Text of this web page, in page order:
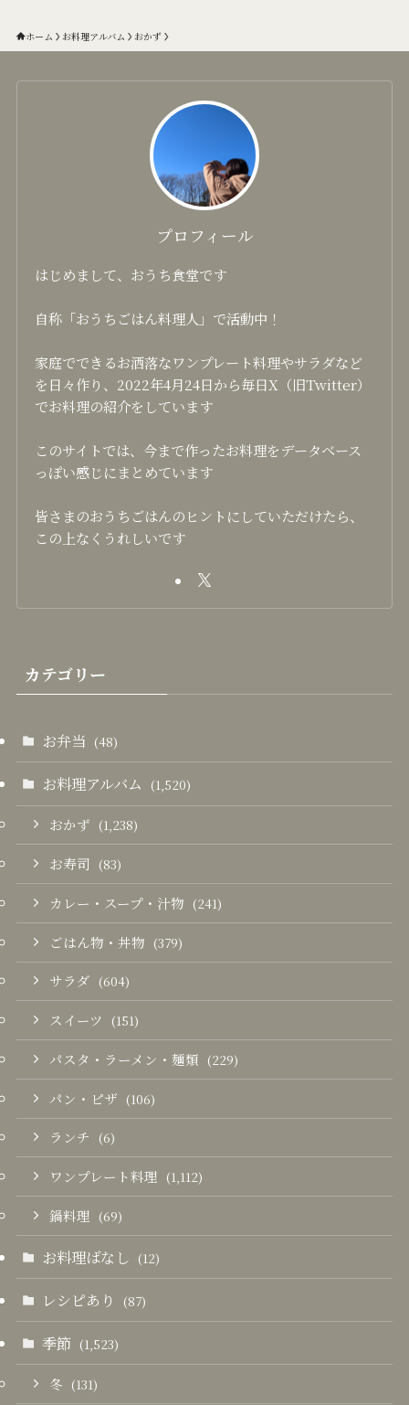
ホーム お料理アルバム おかず
プロフィール
はじめまして、おうち食堂です
自称「おうちごはん料理人」で活動中！
家庭でできるお洒落なワンプレート料理やサラダなど
を日々作り、2022年4月24日から毎日X（旧Twitter）
でお料理の紹介をしています
このサイトでは、今まで作ったお料理をデータベース
っぽい感じにまとめています
皆さまのおうちごはんのヒントにしていただけたら、
この上なくうれしいです
カテゴリー
お弁当 (48)
お料理アルバム (1,520)
おかず (1,238)
お寿司 (83)
カレー・スープ・汁物 (241)
ごはん物・丼物 (379)
サラダ (604)
スイーツ (151)
パスタ・ラーメン・麺類 (229)
パン・ピザ (106)
ランチ (6)
ワンプレート料理 (1,112)
鍋料理 (69)
お料理ばなし (12)
レシピあり (87)
季節 (1,523)
冬 (131)